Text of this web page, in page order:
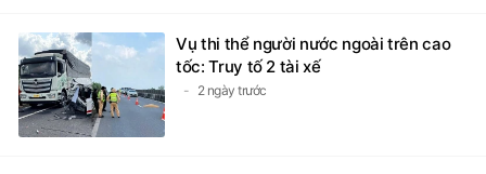
Vụ thi thể người nước ngoài trên cao
tốc: Truy tố 2 tài xế
2 ngày trước